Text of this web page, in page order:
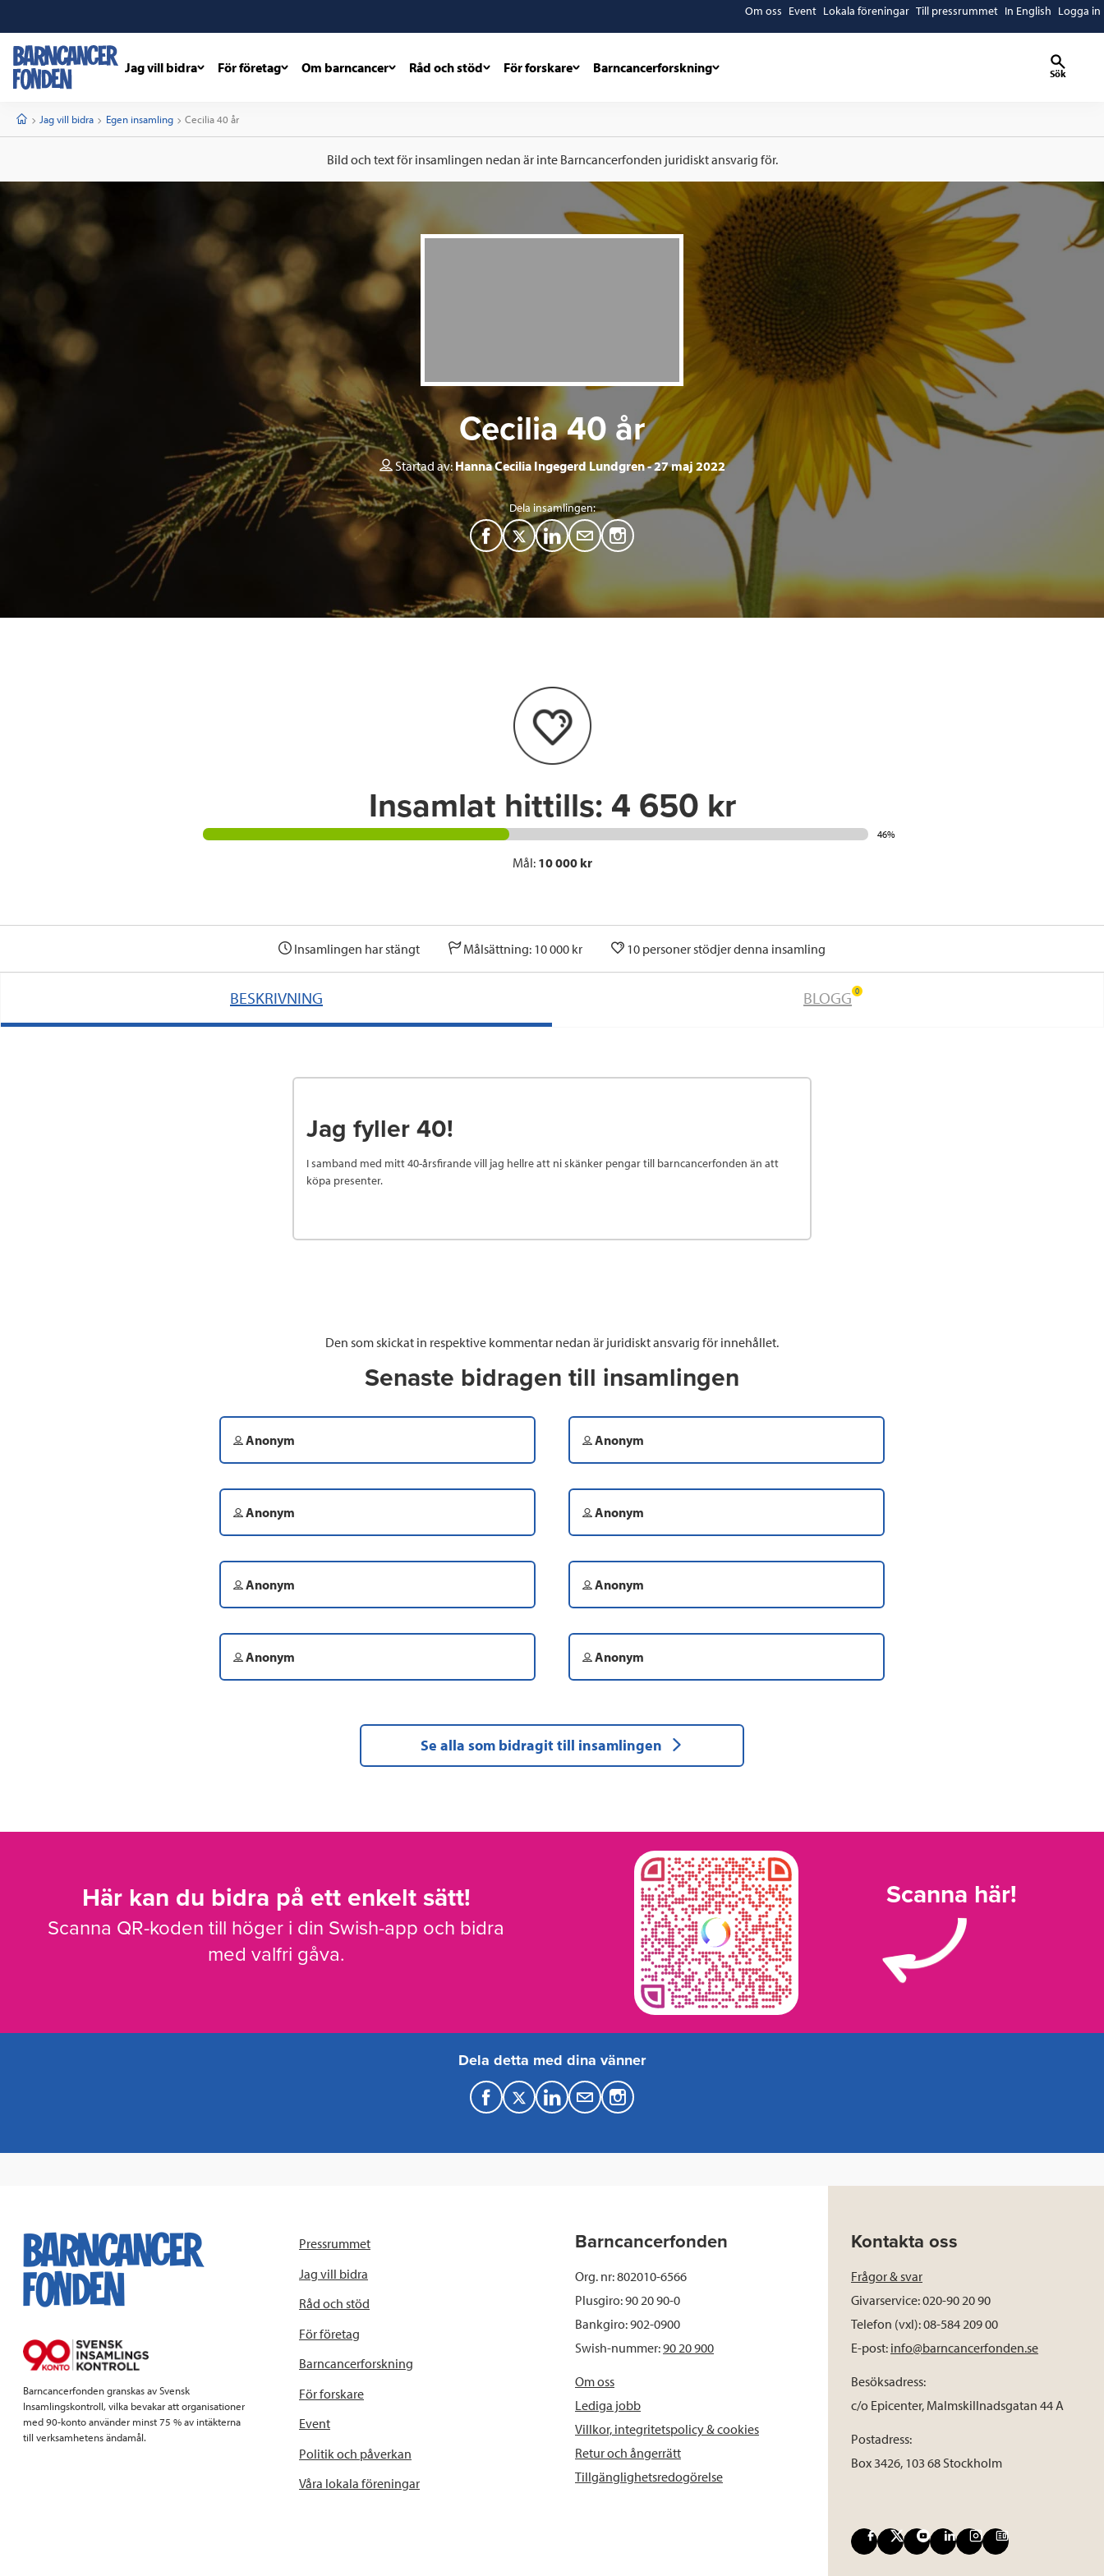
Om oss Event Lokala föreningar Till pressrummet In English Logga in
Jag vill bidra För företag Om barncancer Råd och stöd För forskare Barncancerforskning Sök
StartJag vill bidra Egen insamling Current:
Cecilia 40 år
Bild och text för insamlingen nedan är inte Barncancerfonden juridiskt ansvarig för.
Cecilia 40 år
Startad av: Hanna Cecilia Ingegerd Lundgren 27 maj 2022
Dela insamlingen:
F
a
c
T
w
i
e
L
n
I
n
M
Insamlat hittills: 4 650 kr
46%
Mål: 10 000 kr
Insamlingen har stängt Målsättning: 10 000 kr 10 personer stödjer denna insamling
BESKRIVNING BLOGG 0
Jag fyller 40!
I samband med mitt 40-årsfirande vill jag hellre att ni skänker pengar till barncancerfonden än att
köpa presenter.
Den som skickat in respektive kommentar nedan är juridiskt ansvarig för innehållet.
Senaste bidragen till insamlingen
Anonym
Anonym
Anonym
Anonym
Anonym
Anonym
Anonym
Anonym
Se alla som bidragit till insamlingen
Här kan du bidra på ett enkelt sätt!
Scanna QR-koden till höger i din Swish-app och bidra
med valfri gåva.
Scanna här!
Dela detta med dina vänner
F
T
L
M
Barncancerfonden granskas av Svensk
Insamlingskontroll, vilka bevakar att organisationer
med 90-konto använder minst 75 % av intäkterna
till verksamhetens ändamål.
Pressrummet
Jag vill bidra
Råd och stöd
För företag
Barncancerforskning
För forskare
Event
Politik och påverkan
Våra lokala föreningar
Barncancerfonden
Org. nr: 802010-6566
Plusgiro: 90 20 90-0
Bankgiro: 902-0900
Swish-nummer:90 20 900
Om oss
Lediga jobb
Villkor, integritetspolicy & cookies
Retur och ångerrätt
Tillgänglighetsredogörelse
Kontakta oss
Frågor & svar
Givarservice: 020-90 20 90
Telefon (vxl): 08-584 209 00
E-post: info@barncancerfonden.se
Besöksadress:
c/o Epicenter, Malmskillnadsgatan 44 A
Postadress:
Box 3426, 103 68 Stockholm
F
X
Y
L
I
B